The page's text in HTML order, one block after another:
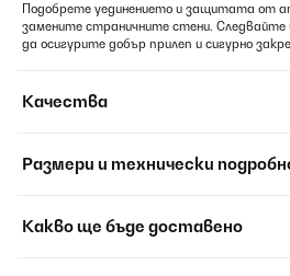
Подобрете уединението и защитата от
замените страничните стени.
да осигурите добър прилеп и сигурно
Качества
Размери и технически
Какво ще бъде доставено